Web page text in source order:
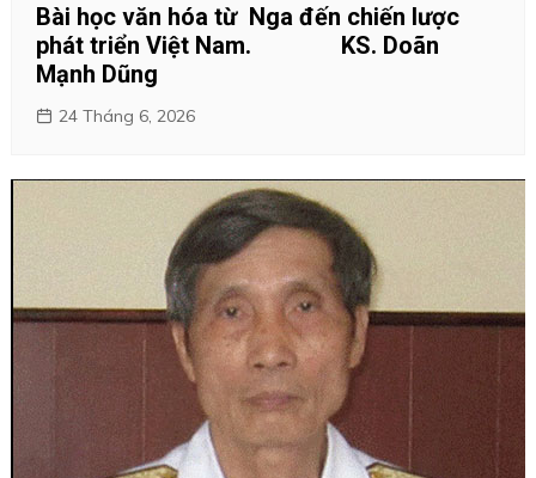
Bài học văn hóa từ Nga đến chiến lược
phát triển Việt Nam. KS. Doãn
Mạnh Dũng
24 Tháng 6, 2026